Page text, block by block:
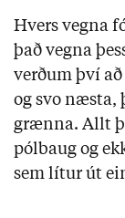
Hvers vegna
það vegna
verðum því
og svo næsta,
grænna. Allt
pólbaug og
sem lítur út